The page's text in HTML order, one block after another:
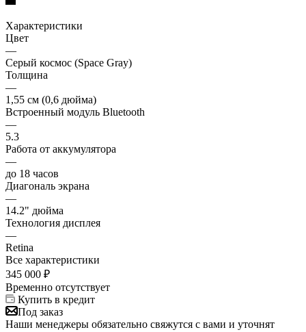
Характеристики
Цвет
—
Серый космос (Space Gray)
Толщина
—
1,55 см (0,6 дюйма)
Встроенный модуль Bluetooth
—
5.3
Работа от аккумулятора
—
до 18 часов
Диагональ экрана
—
14.2" дюйма
Технология дисплея
—
Retina
Все характеристики
345 000 ₽
Временно отсутствует
Купить в кредит
Под заказ
Наши менеджеры обязательно свяжутся с вами и уточнят